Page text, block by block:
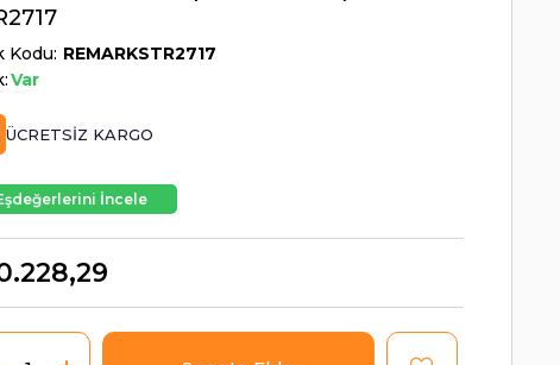
Kodu REMARKSTR2717
Var
ÜCRETSIZ KARGO
İncele